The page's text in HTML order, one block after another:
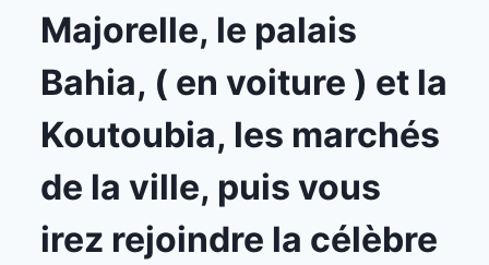
Majorelle, le palais
Bahia, ( en voiture ) et la
Koutoubia, les marchés
de la ville, puis vous
irez rejoindre la célèbre